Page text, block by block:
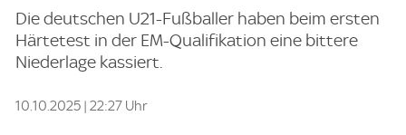
Die deutschen U21-Fußballer haben beim ersten
Härtetest in der EM-Qualifikation eine bittere
Niederlage kassiert.
10.10.2025 | 22:27 Uhr